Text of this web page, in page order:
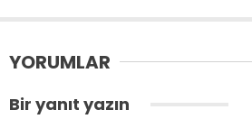
YORUMLAR
Bir yanıt yazın